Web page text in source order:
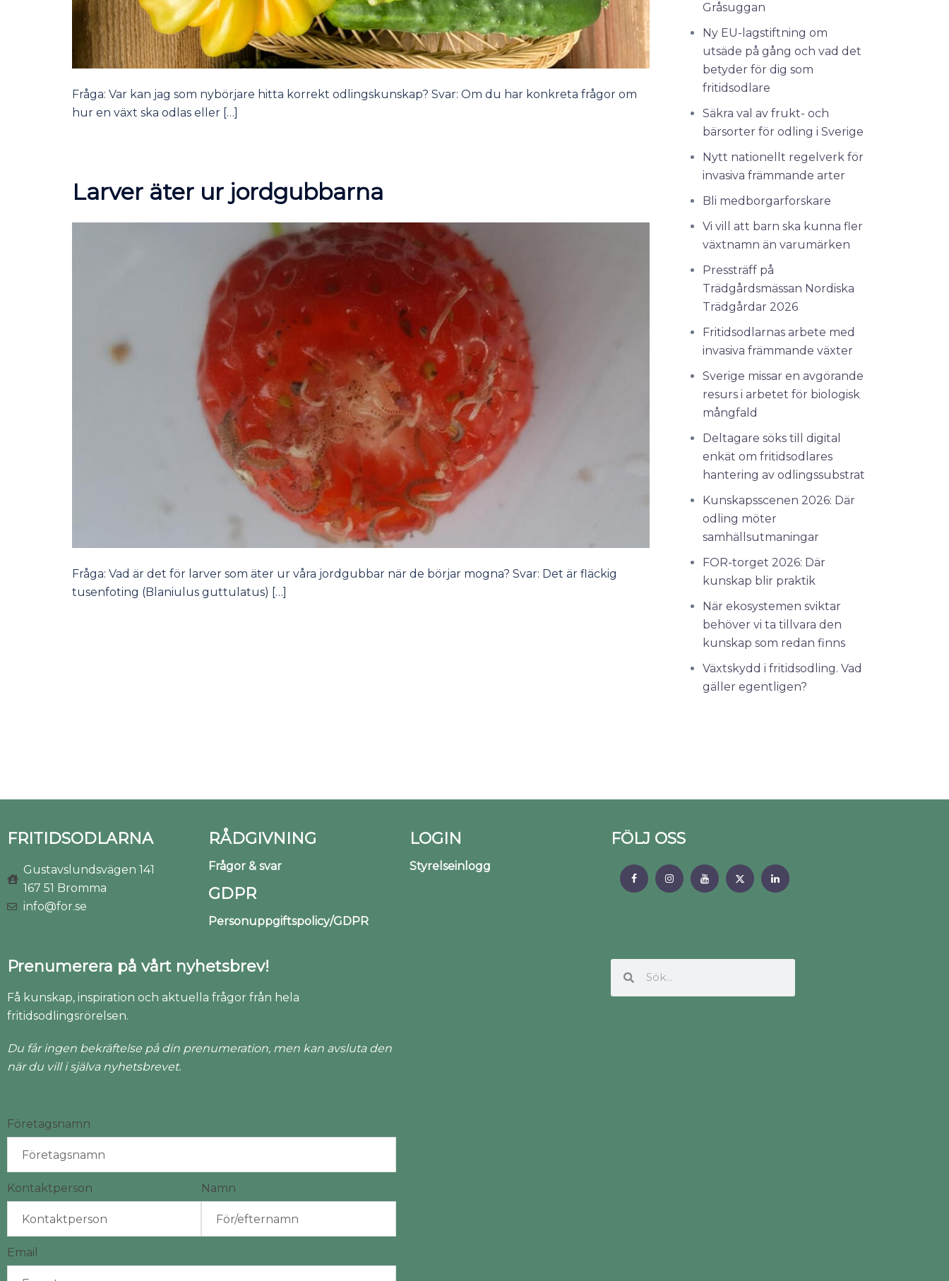
Fråga: Var kan jag som nybörjare hitta korrekt odlingskunskap? Svar: Om du har konkreta frågor om
hur en växt ska odlas eller […]
Larver äter ur jordgubbarna
Fråga: Vad är det för larver som äter ur våra jordgubbar när de börjar mogna? Svar: Det är fläckig
tusenfoting (Blaniulus guttulatus) […]
Gråsuggan
Ny EU-lagstiftning om
utsäde på gång och vad det
betyder för dig som
fritidsodlare
Säkra val av frukt- och
bärsorter för odling i Sverige
Nytt nationellt regelverk för
invasiva främmande arter
Bli medborgarforskare
Vi vill att barn ska kunna fler
växtnamn än varumärken
Pressträff på
Trädgårdsmässan Nordiska
Trädgårdar 2026
Fritidsodlarnas arbete med
invasiva främmande växter
Sverige missar en avgörande
resurs i arbetet för biologisk
mångfald
Deltagare söks till digital
enkät om fritidsodlares
hantering av odlingssubstrat
Kunskapsscenen 2026: Där
odling möter
samhällsutmaningar
FOR-torget 2026: Där
kunskap blir praktik
När ekosystemen sviktar
behöver vi ta tillvara den
kunskap som redan finns
Växtskydd i fritidsodling. Vad
gäller egentligen?
FRITIDSODLARNA
Gustavslundsvägen 141
167 51 Bromma
info@for.se
RÅDGIVNING
Frågor & svar
GDPR
Personuppgiftspolicy/GDPR
LOGIN
Styrelseinlogg
FÖLJ OSS
Prenumerera på vårt nyhetsbrev!
Få kunskap, inspiration och aktuella frågor från hela
fritidsodlingsrörelsen.
Du får ingen bekräftelse på din prenumeration, men kan avsluta den
när du vill i själva nyhetsbrevet.
Företagsnamn
Kontaktperson Namn
Email